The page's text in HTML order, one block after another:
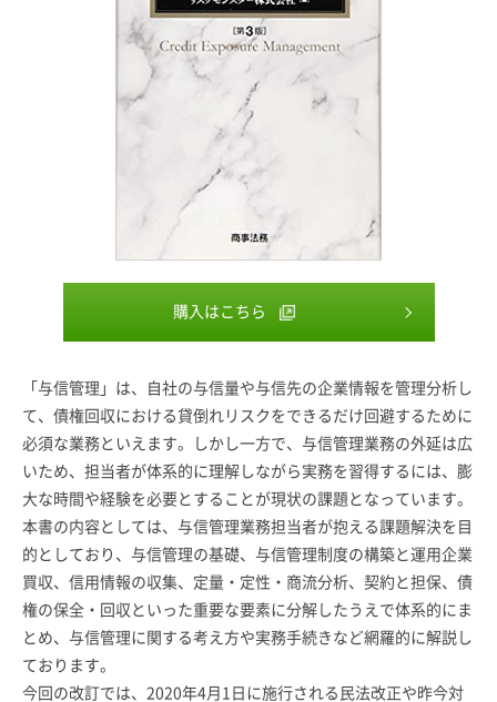
購入はこちら
「与信管理」は、自社の与信量や与信先の企業情報を管理分析し
て、債権回収における貸倒れリスクをできるだけ回避するために
必須な業務といえます。しかし一方で、与信管理業務の外延は広
いため、担当者が体系的に理解しながら実務を習得するには、膨
大な時間や経験を必要とすることが現状の課題となっています。
本書の内容としては、与信管理業務担当者が抱える課題解決を目
的としており、与信管理の基礎、与信管理制度の構築と運用企業
買収、信用情報の収集、定量・定性・商流分析、契約と担保、債
権の保全・回収といった重要な要素に分解したうえで体系的にま
とめ、与信管理に関する考え方や実務手続きなど網羅的に解説し
ております。
今回の改訂では、2020年4月1日に施行される民法改正や昨今対